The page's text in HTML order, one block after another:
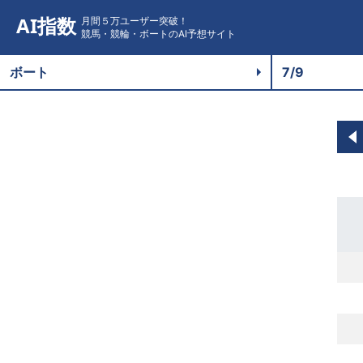
AI指数 月間５万ユーザー突破！
競馬・競輪・ボートのAI予想サイト